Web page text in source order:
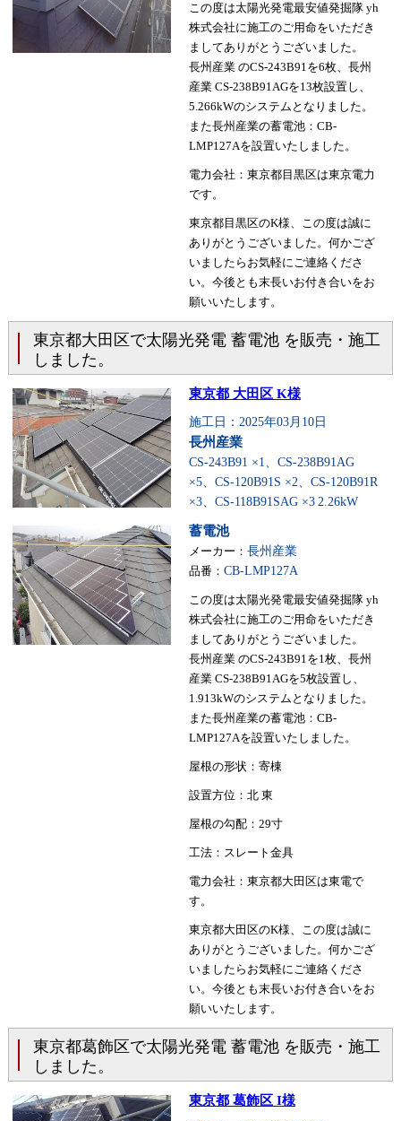
この度は太陽光発電最安値発掘隊 yh
株式会社に施工のご用命をいただき
ましてありがとうございました。
長州産業 のCS-243B91を6枚、長州
産業 CS-238B91AGを13枚設置し、
5.266kWのシステムとなりました。
また長州産業の蓄電池：CB-
LMP127Aを設置いたしました。
電力会社：東京都目黒区は東京電力
です。
東京都目黒区のK様、この度は誠に
ありがとうございました。何かござ
いましたらお気軽にご連絡くださ
い。今後とも末長いお付き合いをお
願いいたします。
東京都大田区で太陽光発電 蓄電池 を販売・施工
しました。
東京都 大田区 K様
施工日：2025年03月10日
長州産業
CS-243B91 ×1、CS-238B91AG
×5、CS-120B91S ×2、CS-120B91R
×3、CS-118B91SAG ×3 2.26kW
蓄電池
メーカー： 長州産業
品番： CB-LMP127A
この度は太陽光発電最安値発掘隊 yh
株式会社に施工のご用命をいただき
ましてありがとうございました。
長州産業 のCS-243B91を1枚、長州
産業 CS-238B91AGを5枚設置し、
1.913kWのシステムとなりました。
また長州産業の蓄電池：CB-
LMP127Aを設置いたしました。
屋根の形状：寄棟
設置方位：北 東
屋根の勾配：29寸
工法：スレート金具
電力会社：東京都大田区は東電で
す。
東京都大田区のK様、この度は誠に
ありがとうございました。何かござ
いましたらお気軽にご連絡くださ
い。今後とも末長いお付き合いをお
願いいたします。
東京都葛飾区で太陽光発電 蓄電池 を販売・施工
しました。
東京都 葛飾区 I様